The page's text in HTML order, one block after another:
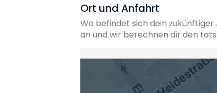
Ort und Anfahrt
Wo befindet sich dein
an und wir berechnen dir den
Heimatadresse oder Wunschort